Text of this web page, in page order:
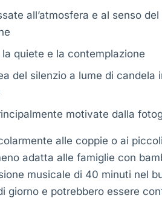
all’atmosfera e al senso
quiete e la contemplazione
del silenzio a lume di
motivate dalla
alle coppie o ai
adatta alle famiglie con
musicale di 40 minuti nel
giorno e potrebbero essere